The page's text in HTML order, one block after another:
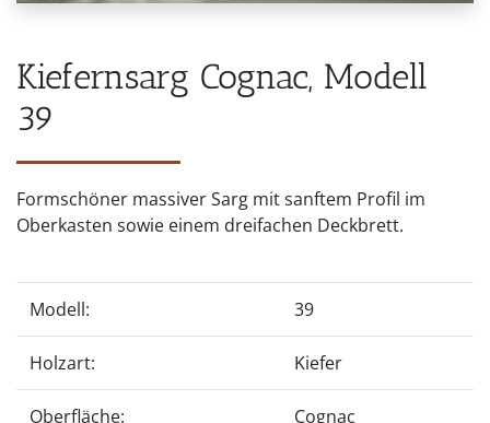
Kiefernsarg Cognac, Modell
39
Formschöner massiver Sarg mit sanftem Profil im
Oberkasten sowie einem dreifachen Deckbrett.
Modell: 39
Holzart: Kiefer
Oberfläche: Cognac